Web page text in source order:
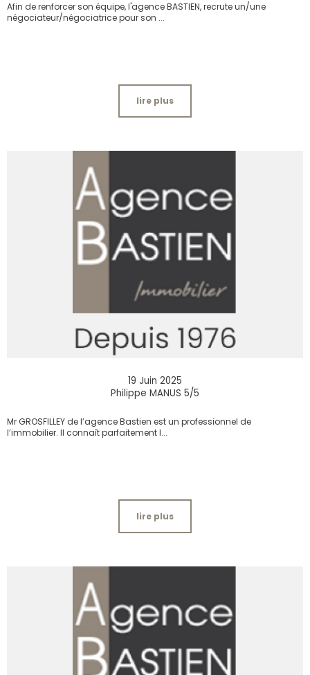
Afin de renforcer son équipe, l'agence BASTIEN, recrute un/une
négociateur/négociatrice pour son ...
lire plus
19 Juin 2025
Philippe MANUS 5/5
Mr GROSFILLEY de l’agence Bastien est un professionnel de
l’immobilier. Il connaît parfaitement l...
lire plus